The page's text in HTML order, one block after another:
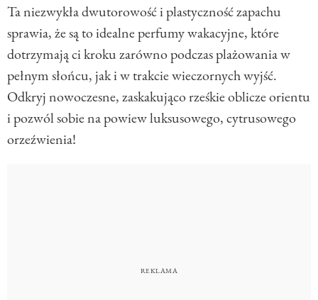
Ta niezwykła dwutorowość i plastyczność zapachu
sprawia, że są to idealne perfumy wakacyjne, które
dotrzymają ci kroku zarówno podczas plażowania w
pełnym słońcu, jak i w trakcie wieczornych wyjść.
Odkryj nowoczesne, zaskakująco rześkie oblicze orientu
i pozwól sobie na powiew luksusowego, cytrusowego
orzeźwienia!